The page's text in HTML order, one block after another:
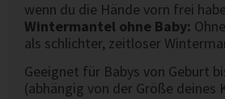
wenn du die Hände vorn frei
Wintermantel ohne Baby:
als schlichter, zeitloser
Geeignet für Babys von Geburt
(abhängig von der Größe deines